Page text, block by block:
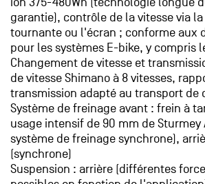
garantie), contrôle de la vitesse via
tournante ou l'écran ; conforme aux
pour les systèmes E-bike, y compris
Changement de vitesse et
de vitesse Shimano à 8 vitesses,
transmission adapté au transport de
Système de freinage avant : frein à
usage intensif de 90 mm de Sturmey
système de freinage synchrone),
(synchrone)
Suspension : arrière (différentes